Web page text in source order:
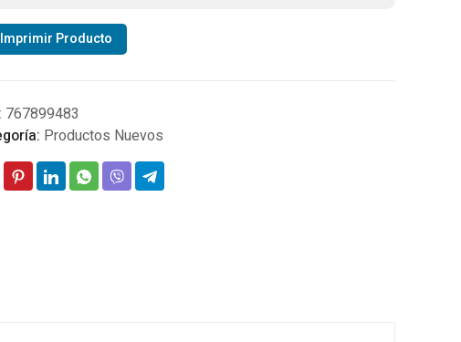
Magnetic
Mount
Volt,
16in.,
LEDs,
Model#
Imprimir Producto
767899483
Productos Nuevos